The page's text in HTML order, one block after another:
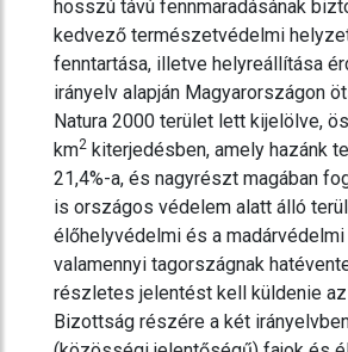
hosszú távú fennmaradásának
kedvező természetvédelmi
fenntartása, illetve helyreállítása
irányelv alapján Magyarországon
Natura 2000 terület lett kijelölve,
km2 kiterjedésben, amely hazánk
21,4%-a, és nagyrészt magában
is országos védelem alatt álló
élőhelyvédelmi és a madárvédelmi
valamennyi tagországnak
részletes jelentést kell küldenie az
Bizottság részére a két